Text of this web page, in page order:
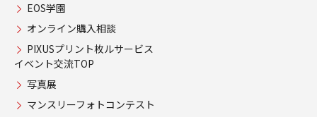
EOS学園
オンライン購入相談
PIXUSプリント枚ルサービス
イベント交流TOP
写真展
マンスリーフォトコンテスト